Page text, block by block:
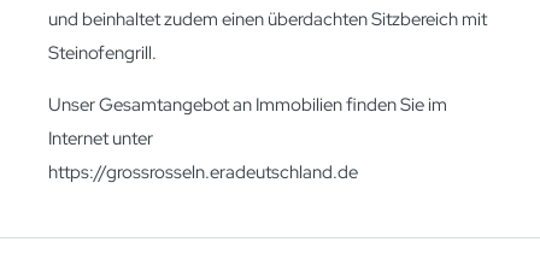
und beinhaltet zudem einen überdachten Sitzbereich mit
Steinofengrill.
Unser Gesamtangebot an Immobilien finden Sie im
Internet unter
https://grossrosseln.eradeutschland.de